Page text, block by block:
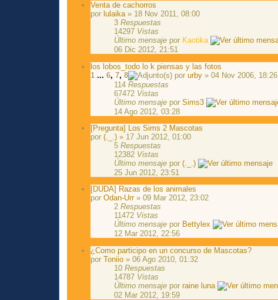
Venta de cachorros
por lulaika» 18 Nov 2011, 08:00
3Respuestas
14297 Vistas
Último mensaje por Kaotika
06 Dic 2012, 21:51
los lobos_todo lo k piensas y las fotos
1 ...6,7,8 porurby » 04 Nov 2006, 18:26
114Respuestas
67472 Vistas
Último mensaje porSims3
14 Ago 2012, 03:28
[Pregunta] Los Sims 2 Mascotas
por(._.) » 17 Jun 2012, 01:00
5Respuestas
12382 Vistas
Último mensaje por(._.)
25 Jun 2012, 23:51
[DUDA] Razas de los animales
porOdan-Urr» 09 Mar 2012, 23:02
2Respuestas
11472 Vistas
Último mensaje por Bettylex
12 Mar 2012, 22:56
¿Como participo en un concurso de Mascotas?
porToniio » 06 Ago 2010, 01:32
10Respuestas
14787 Vistas
Último mensaje porraine luna
02 Mar 2012, 19:59